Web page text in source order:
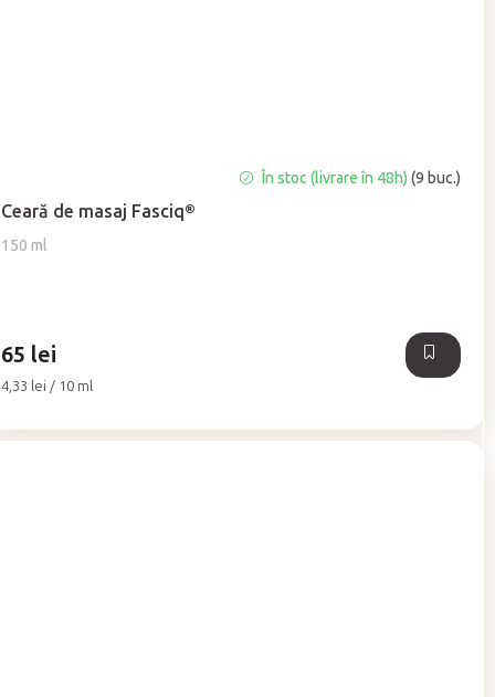
Ceară de masaj Fasciq®
150 ml
a
produsului
stele.
În stoc (livrare în 48h)(9 buc.)
65 lei
Evaluare
4,33 lei / 10 ml